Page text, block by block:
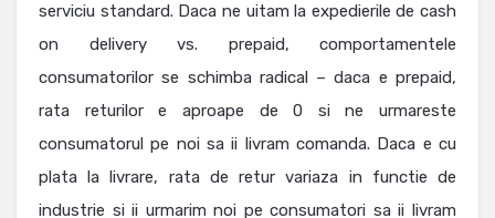
serviciu standard. Daca ne uitam la expedierile de cash
on delivery vs. prepaid, comportamentele
consumatorilor se schimba radical – daca e prepaid,
rata returilor e aproape de 0 si ne urmareste
consumatorul pe noi sa ii livram comanda. Daca e cu
plata la livrare, rata de retur variaza in functie de
industrie si ii urmarim noi pe consumatori sa ii livram